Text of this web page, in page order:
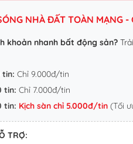
NHÀ ĐẤT TOÀN MẠNG -
khoản nhanh bất động sản?
tin: Chỉ 9.000đ/tin
tin: Chỉ 7.000đ/tin
tin: Kịch sàn chỉ 5.000đ/tin (Tối
TRỢ: